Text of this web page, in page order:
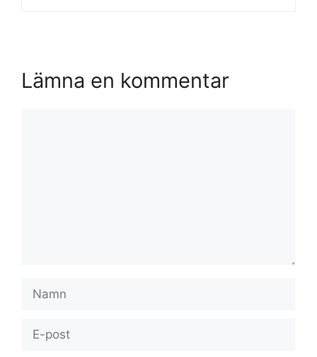
Lämna en kommentar
post